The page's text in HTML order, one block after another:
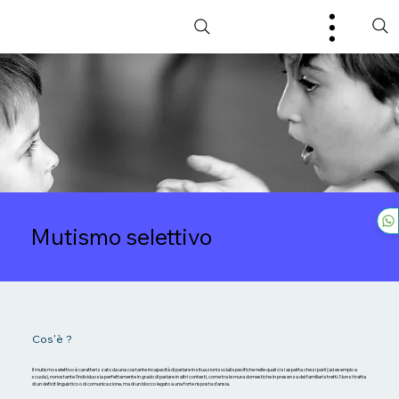
Mutismo selettivo
Cos'è ?
Il mutismo selettivo è caratterizzato da una costante incapacità di parlare in situazioni sociali specifiche nelle quali ci si aspetta che si parli (ad esempio a
scuola), nonostante l'individuo sia perfettamente in grado di parlare in altri contesti, come tra le mura domestiche in presenza dei familiari stretti. Non si tratta
di un deficit linguistico o di comunicazione, ma di un blocco legato a una forte risposta d'ansia.